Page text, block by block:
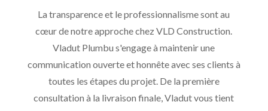
La transparence et le professionnalisme sont au
cœur de notre approche chez VLD Construction.
Vladut Plumbu s'engage à maintenir une
communication ouverte et honnête avec ses clients à
toutes les étapes du projet. De la première
consultation à la livraison finale, Vladut vous tient